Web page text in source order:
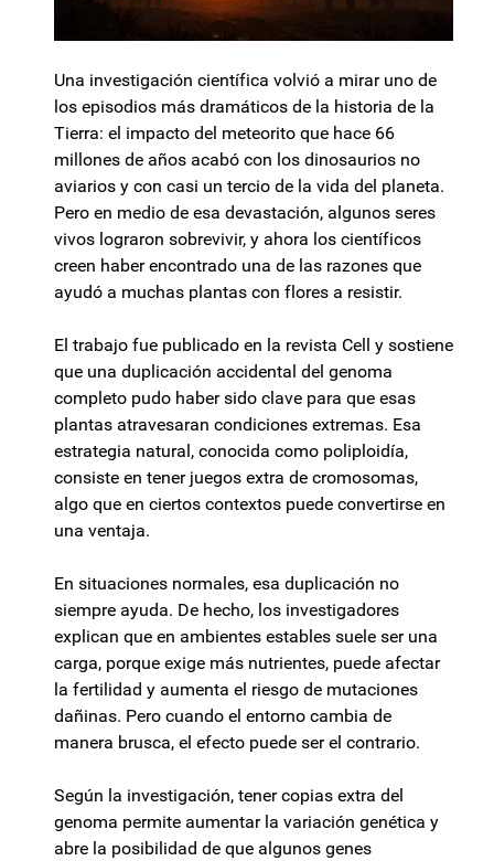
Una investigación científica volvió a mirar uno de
los episodios más dramáticos de la historia de la
Tierra: el impacto del meteorito que hace 66
millones de años acabó con los dinosaurios no
aviarios y con casi un tercio de la vida del planeta.
Pero en medio de esa devastación, algunos seres
vivos lograron sobrevivir, y ahora los científicos
creen haber encontrado una de las razones que
ayudó a muchas plantas con flores a resistir.
El trabajo fue publicado en la revista Cell y sostiene
que una duplicación accidental del genoma
completo pudo haber sido clave para que esas
plantas atravesaran condiciones extremas. Esa
estrategia natural, conocida como poliploidía,
consiste en tener juegos extra de cromosomas,
algo que en ciertos contextos puede convertirse en
una ventaja.
En situaciones normales, esa duplicación no
siempre ayuda. De hecho, los investigadores
explican que en ambientes estables suele ser una
carga, porque exige más nutrientes, puede afectar
la fertilidad y aumenta el riesgo de mutaciones
dañinas. Pero cuando el entorno cambia de
manera brusca, el efecto puede ser el contrario.
Según la investigación, tener copias extra del
genoma permite aumentar la variación genética y
abre la posibilidad de que algunos genes